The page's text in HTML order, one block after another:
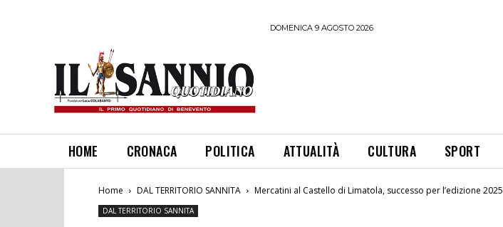
DOMENICA 9 AGOSTO 2026
HOME CRONACA POLITICA ATTUALITÀ CULTURA SPORT
Home DAL TERRITORIO SANNITA Mercatini al Castello di Limatola, successo per l’edizione 2025
DAL TERRITORIO SANNITA